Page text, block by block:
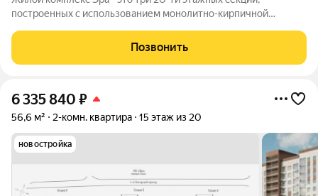
построенных с использованием монолитно-кирпичной
первый этаж и наличие крышной котельной, позволяющей
будущим жителям дома самим контролировать
Позвонить
6 335 840 ₽
56,6 м² 2-комн. квартира 15 этаж из 20
новостройка